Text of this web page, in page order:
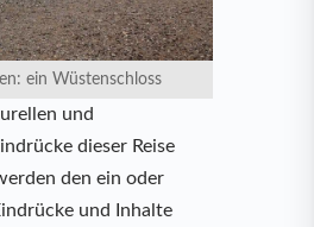
ein Wüstenschloss
und
dieser Reise
den ein oder
und Inhalte